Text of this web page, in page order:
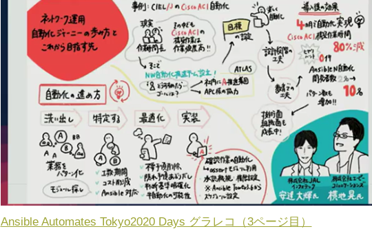
Ansible Automates Tokyo2020 Days グラレコ（3ページ目）